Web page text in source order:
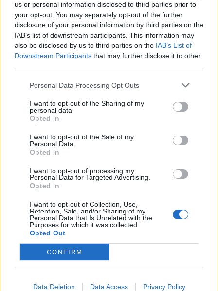
us or personal information disclosed to third parties prior to
your opt-out. You may separately opt-out of the further
disclosure of your personal information by third parties on the
IAB’s list of downstream participants. This information may
also be disclosed by us to third parties on the IAB’s List of
Downstream Participants that may further disclose it to other
Personal Data Processing Opt Outs
I want to opt-out of the Sharing of my
personal data.
Opted In
I want to opt-out of the Sale of my
Personal Data.
Opted In
I want to opt-out of processing my
Personal Data for Targeted Advertising.
Opted In
I want to opt-out of Collection, Use,
Retention, Sale, and/or Sharing of my
Personal Data that Is Unrelated with the
Purposes for which it was collected.
Opted Out
CONFIRM
Data Deletion Data Access Privacy Policy